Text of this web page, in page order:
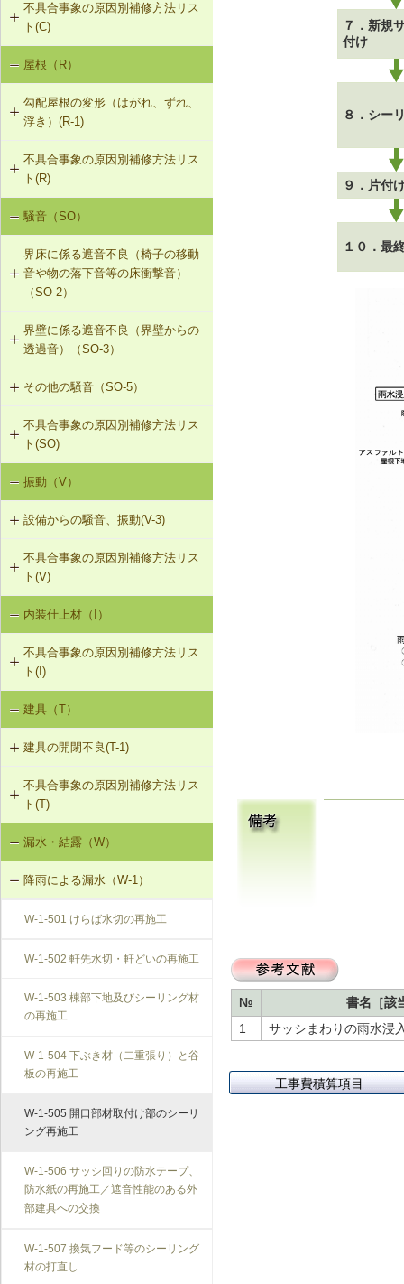
C-2-001 天井仕上材の張替え
不具合事象の原因別補修方法リス
ト(C)
天井のたわみ（C-1）
屋根（R）
勾配屋根の変形（はがれ、ずれ、
浮き）(R-1)
R-1-101 むな木の交換
R-1-102 母屋の増設
R-1-103 小屋束の増設
R-1-104 たる木の交換
R-1-106 たる木、下地板のレベルの
置
き）
R-1-601 屋根下地材・ふき材の交換
不具合事象の原因別補修方法リス
ト(R)
勾配屋根の変形（はがれ、ずれ、浮
き）（R-1）
騒音（SO）
界床に係る遮音不良（椅子の移動
音や物の落下音等の床衝撃音）
（SO-2）
SO-2-501 軽量床衝撃音に対する遮
音性能のあるフローリング材（床下
地材等を含む）への交換
界壁に係る遮音不良（界壁からの
透過音）（SO-3）
SO-3-501 界壁へのせっこうボード
の増し張り
その他の騒音（SO-5）
SO-5-501 外壁内透湿防水シートの
留め付け補修
不具合事象の原因別補修方法リス
ト(SO)
界床に係る遮音不良（床歩行音等の
床衝撃音）（SO-1）
界床に係る遮音不良（椅子の移動音
や物の落下音等の床衝撃音）（SO-
2）
界壁に係る遮音不良（界壁からの透
過音）（SO-3）
外壁開口部に係る遮音不良（外部開
口部からの透過音）（SO-4）
振動（V）
設備からの騒音、振動(V-3)
V-3-001 換気扇・ダクト等の交換工
事
V-3-002 水栓の取付け直し
V-3-003 器具用通気弁の取付け
への交換
V-3-005 駐輪機からの音・振動の伝
不具合事象の原因別補修方法リス
ト(V)
床振動（V-1）
水平振動（V-2）
設備からの騒音、振動（V-3）
内装仕上材（I）
不具合事象の原因別補修方法リス
ト(I)
内装仕上材の汚損（I-1）
内装仕上材のひび割れ、はがれ等
（I-2）
建具（T）
建具の開閉不良(T-1)
T-1-001 丁番の取付け調整
T-1-002 丁番の取替え
T-1-003 ラッチボルト受金物の調整
T-1-007 敷居のレベル調整
T-1-008 建具上桟削り調整
不具合事象の原因別補修方法リス
ト(T)
建具の開閉不良（T-1）
漏水・結露（W）
降雨による漏水（W-1）
W-1-501 けらば水切の再施工
W-1-502 軒先水切・軒どいの再施工
W-1-503 棟部下地及びシーリング材
の再施工
W-1-504 下ぶき材（二重張り）と谷
板の再施工
W-1-505 開口部材取付け部のシーリ
ング再施工
W-1-506 サッシ回りの防水テープ、
防水紙の再施工／遮音性能のある外
部建具への交換
W-1-507 換気フード等のシーリング
材の打直し
７．新規
付け
８．シー
９．片付
１０．最
№
書名［該
1
サッシまわりの雨水浸
工事費積算項目